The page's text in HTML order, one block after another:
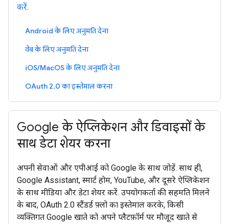
करें.
Android के लिए अनुमति देना
वेब के लिए अनुमति देना
iOS/MacOS के लिए अनुमति देना
OAuth 2.0 का इस्तेमाल करना
Google के ऐप्लिकेशन और डिवाइसों के
साथ डेटा शेयर करना
अपनी सेवाओं और एपीआई को Google के साथ जोड़ें. साथ ही,
Google Assistant, स्मार्ट होम, YouTube, और दूसरे ऐप्लिकेशन
के साथ मीडिया और डेटा शेयर करें. उपयोगकर्ता की सहमति मिलने
के बाद, OAuth 2.0 स्टैंडर्ड फ़्लो का इस्तेमाल करके, किसी
व्यक्तिगत Google खाते को अपने प्लैटफ़ॉर्म पर मौजूद खाते से